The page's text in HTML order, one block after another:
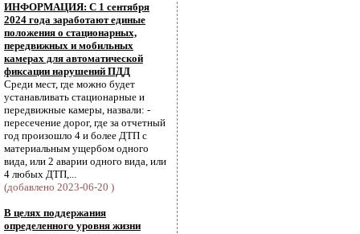
ИНФОРМАЦИЯ: С 1 сентября
2024 года заработают единые
положения о стационарных,
передвижных и мобильных
камерах для автоматической
фиксации нарушений ПДД
Среди мест, где можно будет
устанавливать стационарные и
передвижные камеры, назвали: -
пересечение дорог, где за отчетный
год произошло 4 и более ДТП с
материальным ущербом одного
вида, или 2 аварии одного вида, или
4 любых ДТП,...
(добавлено 2023-06-20 )
В целях поддержания
определенного уровня жизни